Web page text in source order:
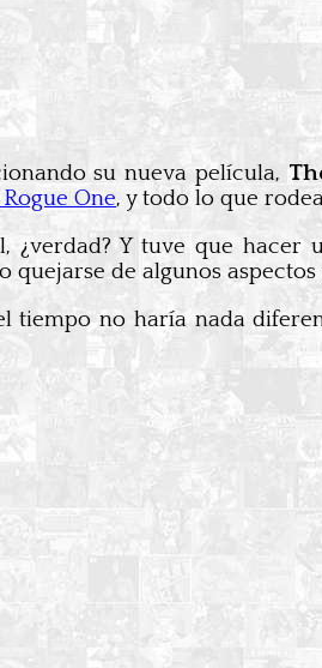
su nueva película,
One, y todo lo que
¿verdad? Y tuve que
quejarse de algunos
tiempo no haría nada